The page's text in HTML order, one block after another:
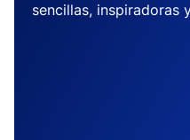
sencillas, inspiradoras